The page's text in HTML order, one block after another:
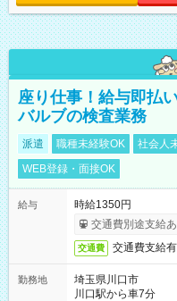
座り仕事！給与即払
バルブの検査業務
派遣 職種未経験OK 社会人
WEB登録・面接OK
給与
時給1350円
交通費別途支給あ
交通費 交通費支給有
勤務地
埼玉県川口市
川口駅から車7分